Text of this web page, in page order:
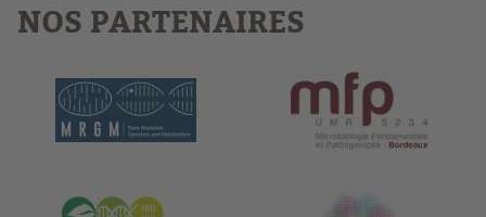
NOS PARTENAIRES